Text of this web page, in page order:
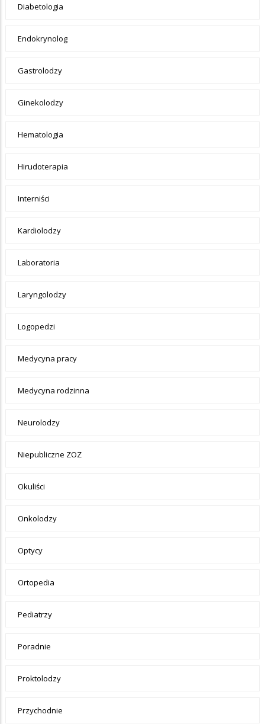
Diabetologia
Endokrynolog
Gastrolodzy
Ginekolodzy
Hematologia
Hirudoterapia
Interniści
Kardiolodzy
Laboratoria
Laryngolodzy
Logopedzi
Medycyna pracy
Medycyna rodzinna
Neurolodzy
Niepubliczne ZOZ
Okuliści
Onkolodzy
Optycy
Ortopedia
Pediatrzy
Poradnie
Proktolodzy
Przychodnie